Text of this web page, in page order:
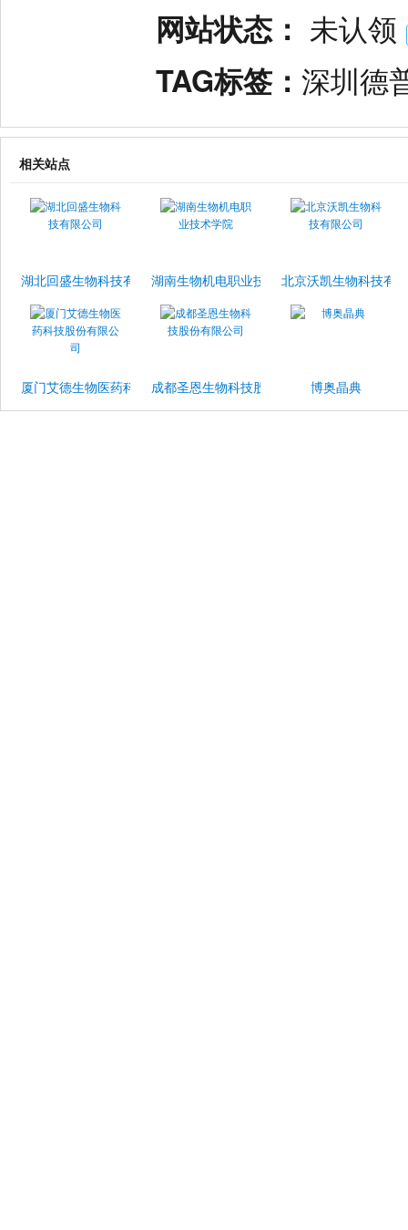
网站状态： 未认领
TAG标签： 深圳德
相关站点
湖北回盛生物科技有限公司湖南生物机电职业技术学院北京沃凯生物科技有
厦门艾德生物医药科技股份有限公司成都圣恩生物科技股份有限公司博奥晶典